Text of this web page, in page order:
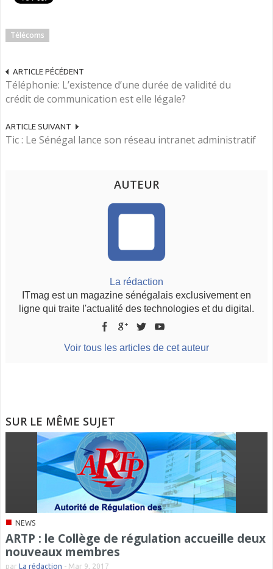
Télécoms
ARTICLE PÉCÉDENT
Téléphonie: L’existence d’une durée de validité du
crédit de communication est elle légale?
ARTICLE SUIVANT
Tic : Le Sénégal lance son réseau intranet administratif
AUTEUR
La rédaction
ITmag est un magazine sénégalais exclusivement en
ligne qui traite l'actualité des technologies et du digital.
Voir tous les articles de cet auteur
SUR LE MÊME SUJET
■ NEWS
ARTP : le Collège de régulation accueille deux
nouveaux membres
par La rédaction - Mar 9, 2017